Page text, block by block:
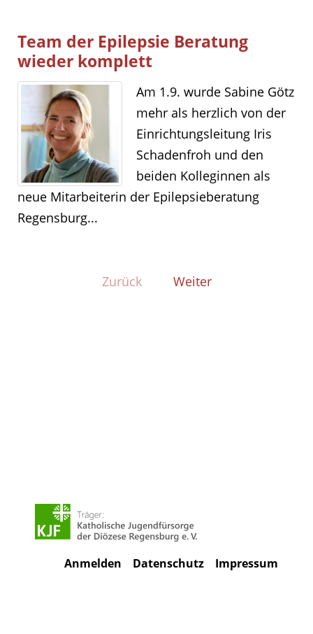
Team der Epilepsie Beratung
wieder komplett
Am 1.9. wurde Sabine Götz
mehr als herzlich von der
Einrichtungsleitung Iris
Schadenfroh und den
beiden Kolleginnen als
neue Mitarbeiterin der Epilepsieberatung
Regensburg...
Zurück Weiter
Impressum
Datenschutz
Anmelden